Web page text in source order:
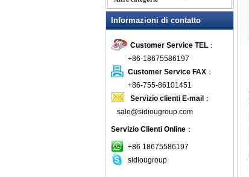
Mobili da giardino in rattan
Mobili di bambù per esterni
Mobili di lusso per esterni
mobili in legno per esterni
Mobili in teak
Mosaico mobili da giardino
Panche invasatura
Panchina da giardino
Patio Set
Pits fuoco all'aperto
Informazioni di contatto
Customer Service TEL ：
+86-18675586197
Customer Service FAX ：
+86-755-86101451
Servizio clienti E-mail ：
sale@sidiougroup.com
Servizio Clienti Online ：
+86 18675586197
sidiougroup